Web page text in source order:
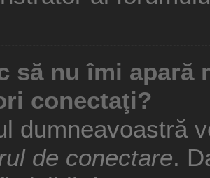
să nu îmi
conectaţi?
dumneavoastră
de conectare.